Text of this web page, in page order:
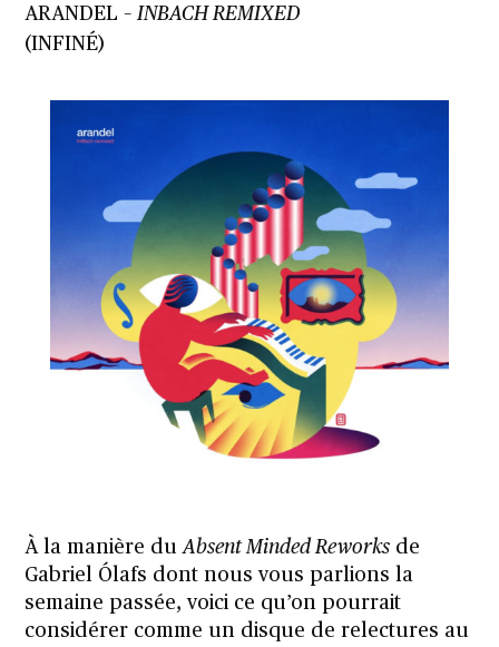
ARANDEL –INBACH REMIXED
(INFINÉ)
À la manière duAbsent Minded Reworks de
Gabriel Ólafs dont nous vous parlions la
semaine passée, voici ce qu’on pourrait
considérer comme un disque de relectures au